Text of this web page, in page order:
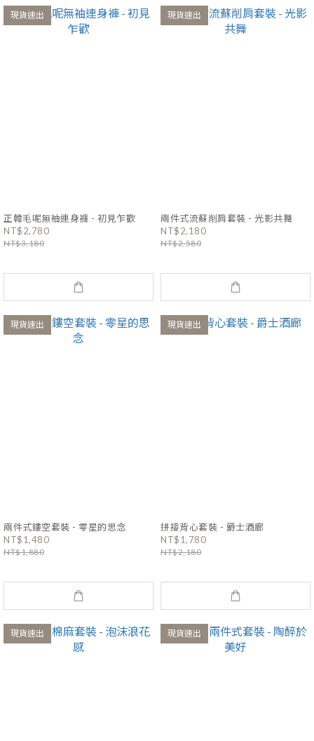
現貨速出
正韓毛呢無袖連身褲 - 初見乍歡
NT$2,780
NT$3,180
現貨速出
兩件式流蘇削肩套裝 - 光影共舞
NT$2,180
NT$2,580
現貨速出
兩件式鏤空套裝 - 零星的思念
NT$1,480
NT$1,880
現貨速出
拼接背心套裝 - 爵士酒廊
NT$1,780
NT$2,180
現貨速出 現貨速出